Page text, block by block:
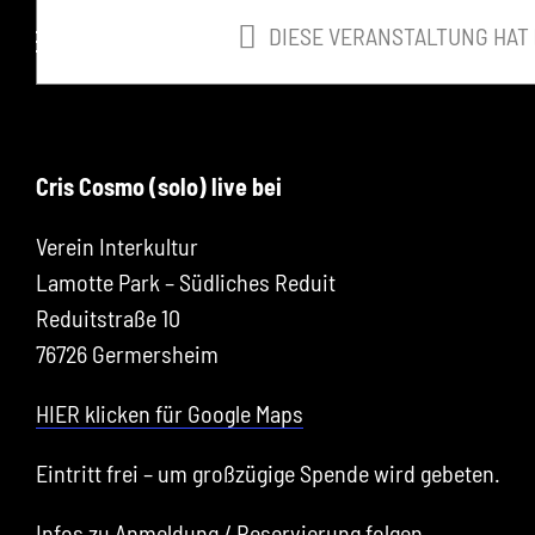
DIESE VERANSTALTUNG
Cris Cosmo (solo) live bei
Verein Interkultur
Lamotte Park – Südliches Reduit
Reduitstraße 10
76726 Germersheim
HIER klicken für Google Maps
Eintritt frei – um großzügige Spende wird gebeten.